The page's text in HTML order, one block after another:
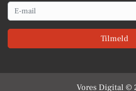
Email
Tilmeld
Vores Digital ©